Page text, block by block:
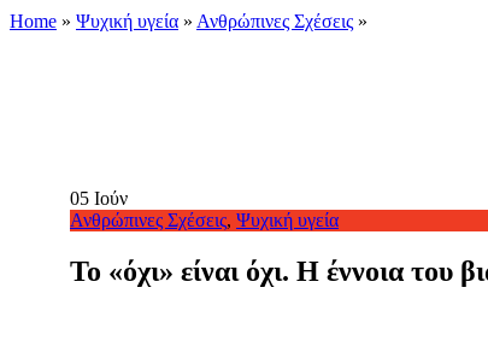
Home » Ψυχική υγεία » Ανθρώπινες Σχέσεις »
05 Ιούν
Ανθρώπινες Σχέσεις, Ψυχική υγεία
Το «όχι» είναι όχι. Η έννοια του